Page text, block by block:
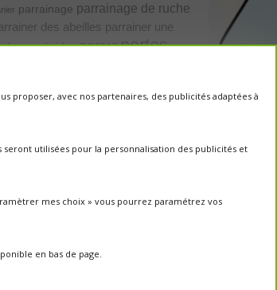
proposer, avec nos partenaires, des publicités adaptées à
utilisées pour la personnalisation des publicités et
mes choix » vous pourrez paramétrez vos
en bas de page.
parrainage parrainage de ruche
des abeilles parrainer une
pesticides PO2017 portes
saison2017
toit pour les abeilles
; portes ouvertes ;